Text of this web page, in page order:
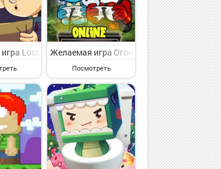
классного времяпровождения от славного
- интересная приключенческая игрушка для
- представляющая интерес приключенческая
Lost in Play на Андроид - веселая
Желаемая игра Огонь и Вода: Игры
Посмотреть